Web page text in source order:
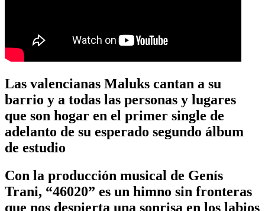
Las valencianas Maluks cantan a su
barrio y a todas las personas y lugares
que son hogar en el primer single de
adelanto de su esperado segundo álbum
de estudio
Con la producción musical de Genís
Trani, “46020” es un himno sin fronteras
que nos despierta una sonrisa en los labios